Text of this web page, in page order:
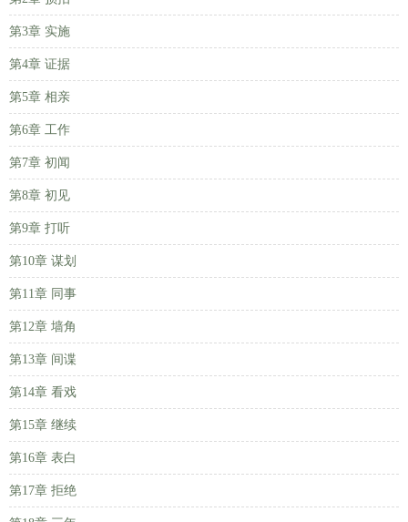
第3章 实施
第4章 证据
第5章 相亲
第6章 工作
第7章 初闻
第8章 初见
第9章 打听
第10章 谋划
第11章 同事
第12章 墙角
第13章 间谍
第14章 看戏
第15章 继续
第16章 表白
第17章 拒绝